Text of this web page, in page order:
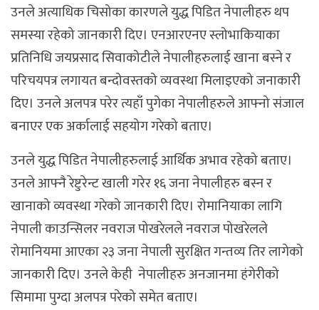
उनले अत्याधिक चिसोका कारणले युद्ध पिडित नेपालीहरु थप
समस्या रहेको जानकारी दिए। एनआरएनए स्लोभाकियाका
प्रतिनिधि जयप्रसाद सिवाकोटीले नेपालीहरुलाई खाना बस्ने र
परिचयपत्र लगायत बन्दोवस्तको व्यवस्था मिलाइएको जनाकारी
दिए। उनले अलपत्र परेर त्यहाँ पुगेका नेपालीहरुले आफ्नो संजाल
बनाएर एक अर्कालाई सहयोग गरेको बताए।
उनले युद्ध पिडित नेपालीहरुलाई आर्थिक अभाव रहेको बताए।
उनले आफ्नै रेष्टुरेन्ट खाली गरेर १६ जना नेपालीहरु बस्न र
खानाको व्यवस्था गरेको जानकारी दिए। रोमानियाका लागि
नेपाली काउन्सिलर नवराज पोखरेलले नवराज पोखरेलले
रोमानियमा आएका २३ जना नेपाली सुरक्षित गन्तव्य तिर लागेको
जानकारी दिए। उनले केही नेपालीहरु अनजानमा हंगेरीको
सिमामा पुग्दा अलपत्र परेको समेत बताए।